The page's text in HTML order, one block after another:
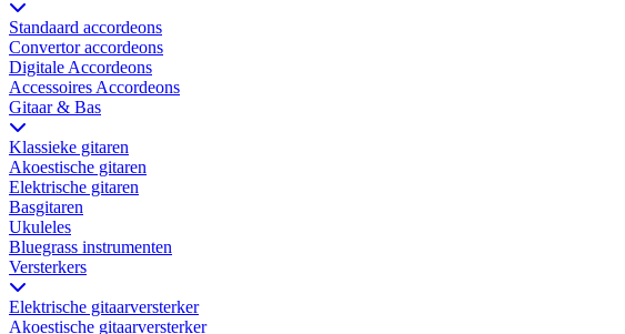
Standaard accordeons
Convertor accordeons
Digitale Accordeons
Accessoires Accordeons
Gitaar & Bas
Klassieke gitaren
Akoestische gitaren
Elektrische gitaren
Basgitaren
Ukuleles
Bluegrass instrumenten
Versterkers
Elektrische gitaarversterker
Akoestische gitaarversterker